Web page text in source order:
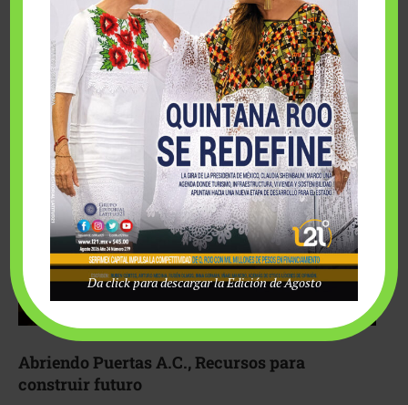
Fairmont Mayakoba y Make-A-Wish México unieron
esfuerzos para hacer realidad el deseo de una …
Abriendo Puertas A.C., Recursos para
construir futuro
Da click para descargar la Edición de Agosto